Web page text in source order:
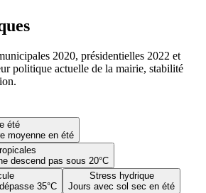
été
moyenne en été
descend pas sous 20°C
35°C
Stress hydrique
Jours avec sol sec en été
2020, présidentielles 2022 et
politique actuelle de la mairie, stabilité